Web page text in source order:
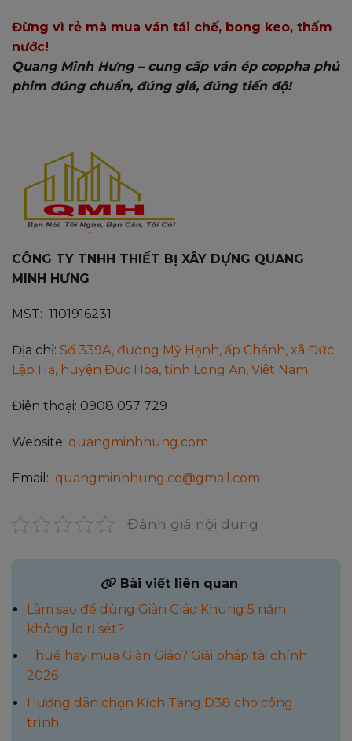
Đừng vì rẻ mà mua ván tái chế, bong keo, thấm
nước!
Quang Minh Hưng – cung cấp ván ép coppha phủ
phim đúng chuẩn, đúng giá, đúng tiến độ!
CÔNG TY TNHH THIẾT BỊ XÂY DỰNG QUANG
MINH HƯNG
MST: 1101916231
Địa chỉ: Số 339A, đường Mỹ Hạnh, ấp Chánh, xã Đức
Lập Hạ, huyện Đức Hòa, tỉnh Long An, Việt Nam
Điện thoại: 0908 057 729
Website: quangminhhung.com
Email: quangminhhung.co@gmail.com
Đánh giá nội dung
Bài viết liên quan
Làm sao để dùng Giàn Giáo Khung 5 năm
không lo rỉ sét?
Thuê hay mua Giàn Giáo? Giải pháp tài chính
2026
Hướng dẫn chọn Kích Tăng D38 cho công
trình